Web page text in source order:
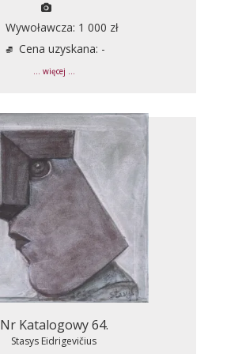
Wywoławcza: 1 000 zł
Cena uzyskana: -
... więcej ...
Nr Katalogowy 64.
Stasys Eidrigevičius